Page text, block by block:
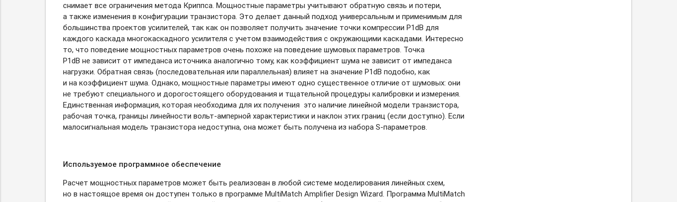
снимает все ограничения метода Криппса. Мощностные параметры учитывают обратную связь и потери,
а также изменения в конфигурации транзистора. Это делает данный подход универсальным и применимым для
большинства проектов усилителей, так как он позволяет получить значение точки компрессии P1dB для
каждого каскада многокаскадного усилителя с учетом взаимодействия с окружающими каскадами. Интересно
то, что поведение мощностных параметров очень похоже на поведение шумовых параметров. Точка
P1dB не зависит от импеданса источника аналогично тому, как коэффициент шума не зависит от импеданса
нагрузки. Обратная связь (последовательная или параллельная) влияет на значение P1dB подобно, как
и на коэффициент шума. Однако, мощностные параметры имеют одно существенное отличие от шумовых: они
не требуют специального и дорогостоящего оборудования и тщательной процедуры калибровки и измерения.
Единственная информация, которая необходима для их получения это наличие линейной модели транзистора,
рабочая точка, границы линейности вольт-амперной характеристики и наклон этих границ (если доступно). Если
малосигнальная модель транзистора недоступна, она может быть получена из набора S-параметров.
Используемое программное обеспечение
Расчет мощностных параметров может быть реализован в любой системе моделирования линейных схем,
но в настоящое время он доступен только в программе MultiMatch Amplifier Design Wizard. Программа MultiMatch